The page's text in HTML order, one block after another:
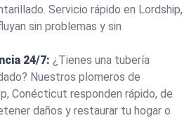
Servicio rápido en Lordship,
sin problemas y sin
24/7: ¿Tienes una tubería
Nuestros plomeros de
Conécticut responden rápido, de
daños y restaurar tu hogar o